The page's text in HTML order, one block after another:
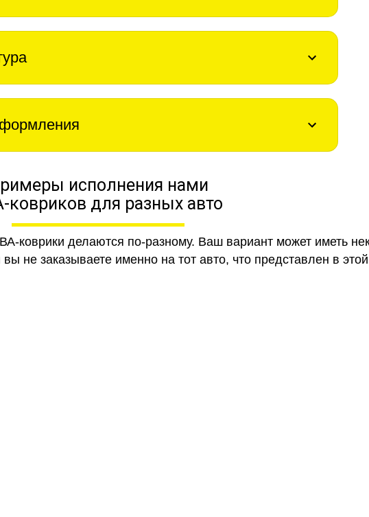
исполнения нами
ковриков для разных авто
коврики делаются по-разному. Ваш вариант может иметь
не заказываете именно на тот авто, что представлен в